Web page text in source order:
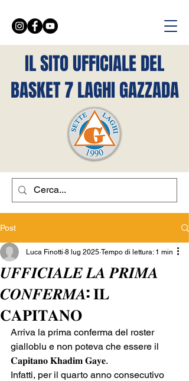
IL SITO UFFICIALE DEL
BASKET 7 LAGHI GAZZADA
Post
𝑼𝑭𝑭𝑰𝑪𝑰𝑨𝑳𝑬 𝑳𝑨 𝑷𝑹𝑰𝑴𝑨
𝑪𝑶𝑵𝑭𝑬𝑹𝑴𝑨: 𝐈𝐋
𝐂𝐀𝐏𝐈𝐓𝐀𝐍𝐎
Luca Finotti 8 lug 2025 Tempo di lettura: 1 min
Arriva la prima conferma del roster
gialloblu e non poteva che essere il
𝐂𝐚𝐩𝐢𝐭𝐚𝐧𝐨 𝐊𝐡𝐚𝐝𝐢𝐦 𝐆𝐚𝐲𝐞.
Infatti, per il quarto anno consecutivo